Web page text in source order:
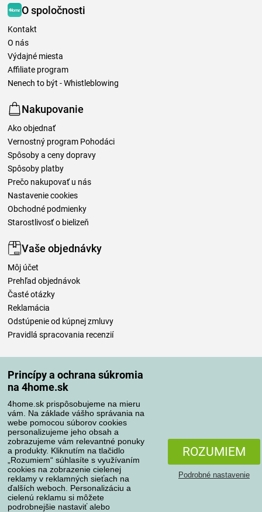
Princípy a ochrana súkromia
na 4home.sk
4home.sk prispôsobujeme na mieru
vám. Na základe vášho správania na
webe pomocou súborov cookies
personalizujeme jeho obsah a
zobrazujeme vám relevantné ponuky
a produkty. Kliknutím na tlačidlo
„Rozumiem“ súhlasíte s využívaním
cookies na zobrazenie cielenej
reklamy v reklamných sieťach na
ďalších weboch. Personalizáciu a
cielenú reklamu si môžete
podrobnejšie nastaviť alebo
ROZUMIEM
Podrobné nastavenie
O spoločnosti
Kontakt
O nás
Výdajné miesta
Affiliate program
Nenech to být - Whistleblowing
Nakupovanie
Ako objednať
Vernostný program Pohodáci
Spôsoby a ceny dopravy
Spôsoby platby
Prečo nakupovať u nás
Nastavenie cookies
Obchodné podmienky
Starostlivosť o bielizeň
Vaše objednávky
Môj účet
Prehľad objednávok
Časté otázky
Reklamácia
Odstúpenie od kúpnej zmluvy
Pravidlá spracovania recenzií
Spôsoby platby
Spoľahlivý obchod